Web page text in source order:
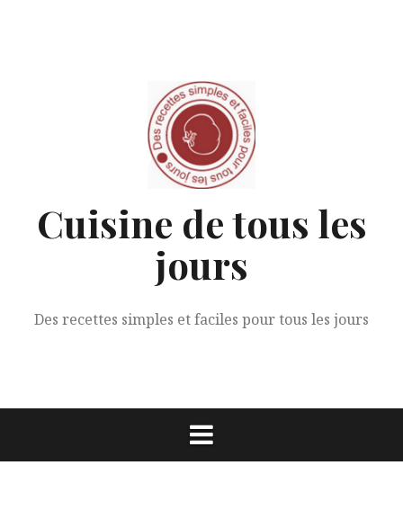
Cuisine de tous les
jours
Des recettes simples et faciles pour tous les jours